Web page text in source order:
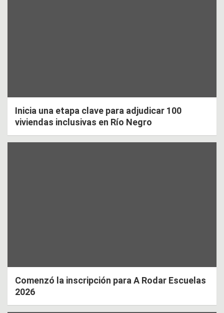
Inicia una etapa clave para adjudicar 100
viviendas inclusivas en Río Negro
Comenzó la inscripción para A Rodar Escuelas
2026